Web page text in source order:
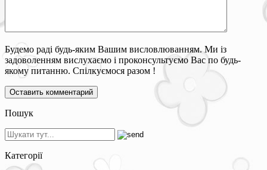
Будемо раді будь-яким Вашим висловлюванням. Ми із
задоволенням вислухаємо і проконсультуємо Вас по будь-
якому питанню. Спілкуємося разом !
Пошук
Категорії